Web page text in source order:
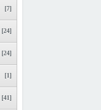
[7]
[24]
[24]
[1]
[41]